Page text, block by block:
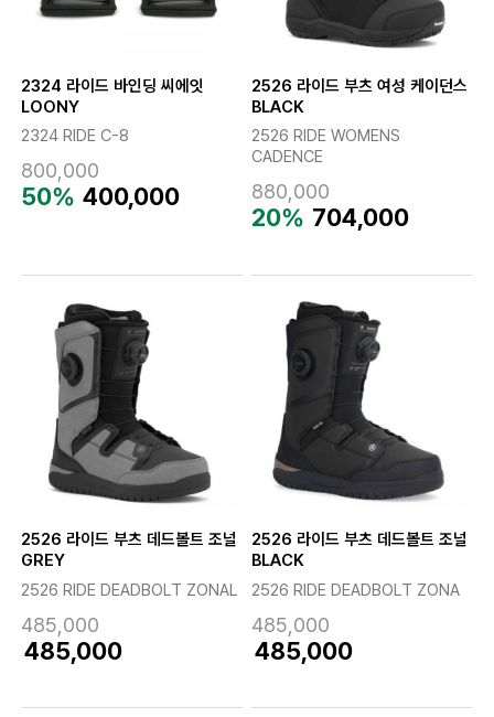
2324 라이드 바인딩 씨에잇
LOONY
2324 RIDE C-8
800,000
50% 400,000
2526 라이드 부츠 여성 케이던스
BLACK
2526 RIDE WOMENS
CADENCE
880,000
20% 704,000
2526 라이드 부츠 데드볼트 조널
GREY
2526 RIDE DEADBOLT ZONAL
485,000
485,000
2526 라이드 부츠 데드볼트 조널
BLACK
2526 RIDE DEADBOLT ZONA
485,000
485,000